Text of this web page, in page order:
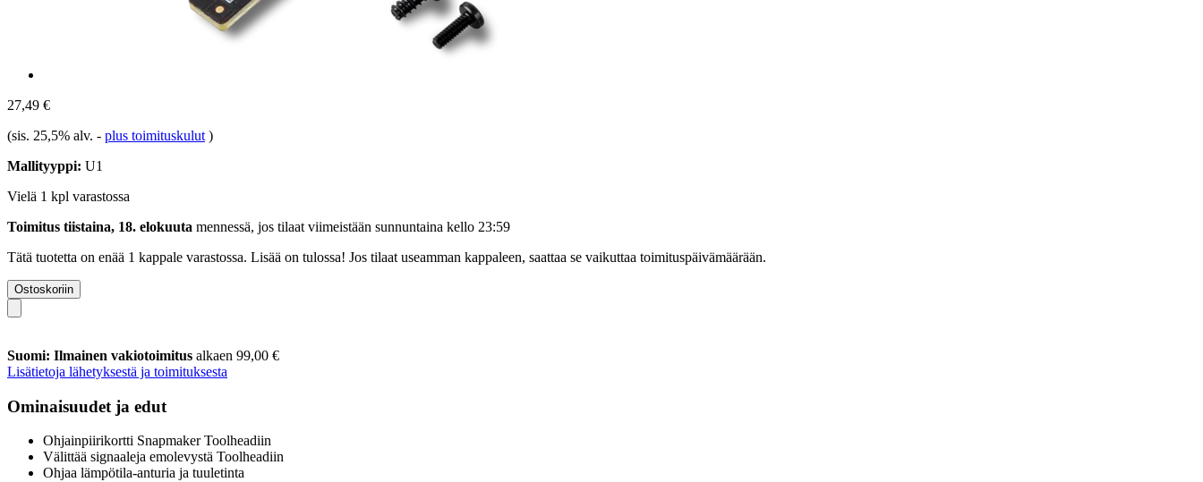
27,49 €
(sis. 25,5% alv. - plus toimituskulut )
Mallityyppi: U1
Vielä 1 kpl varastossa
Toimitus tiistaina, 18. elokuuta mennessä, jos tilaat viimeistään sunnuntaina kello 23:59
Tätä tuotetta on enää 1 kappale varastossa. Lisää on tulossa! Jos tilaat useamman kappaleen, saattaa se vaikuttaa toimituspäivämäärään.
Ostoskoriin
Suomi: Ilmainen vakiotoimitus alkaen 99,00 €
Lisätietoja lähetyksestä ja toimituksesta
Ominaisuudet ja edut
Ohjainpiirikortti Snapmaker Toolheadiin
Välittää signaaleja emolevystä Toolheadiin
Ohjaa lämpötila-anturia ja tuuletinta